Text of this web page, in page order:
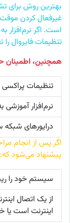
بهترین روش برای
غیرفعال کردن موقت
است. اگر نرم‌افزار
تنظیمات فایروال را
همچنین، اطمینان
تنظیمات پراکسی
نرم‌افزار
درایورهای
اگر پس از انجام
پیشنهاد می‌شود که:
سیستم خود را
از یک اتصال
اینترنت است یا